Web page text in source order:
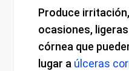
Produce
ocasiones,
córnea que
lugar a úlceras